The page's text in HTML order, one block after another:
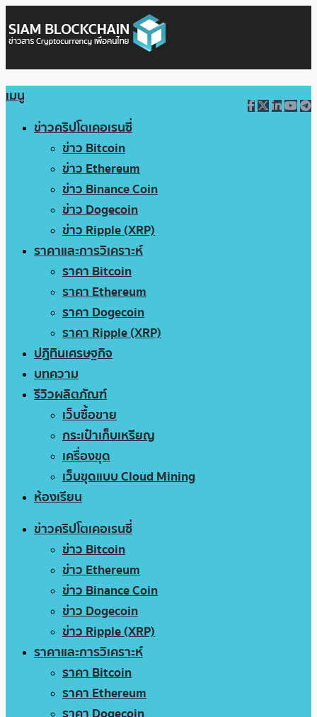
เมนู
ข่าวคริปโตเคอเรนซี่
ข่าว Bitcoin
ข่าว Ethereum
ข่าว Binance Coin
ข่าว Dogecoin
ข่าว Ripple (XRP)
ราคาและการวิเคราะห์
ราคา Bitcoin
ราคา Ethereum
ราคา Dogecoin
ราคา Ripple (XRP)
ปฏิทินเศรษฐกิจ
บทความ
รีวิวผลิตภัณฑ์
เว็บซื้อขาย
กระเป๋าเก็บเหรียญ
เครื่องขุด
เว็บขุดแบบ Cloud Mining
ห้องเรียน
ข่าวคริปโตเคอเรนซี่
ข่าว Bitcoin
ข่าว Ethereum
ข่าว Binance Coin
ข่าว Dogecoin
ข่าว Ripple (XRP)
ราคาและการวิเคราะห์
ราคา Bitcoin
ราคา Ethereum